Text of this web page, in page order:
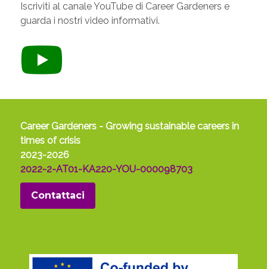
Iscriviti al canale YouTube di Career Gardeners e
guarda i nostri video informativi.
Career Gardeners - Growing sustainable careers in
times of crisis
2023-2026
2022-2-AT01-KA220-YOU-000098703
Contattaci